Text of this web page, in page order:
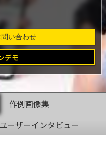
い合わせ
デモ
作例画像集
ユーザーインタビュー